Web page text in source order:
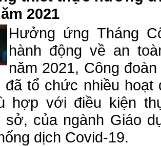
2021
Hưởng ứng Tháng
hành động về an
năm 2021, Công
đã tổ chức nhiều hoạt
hợp với điều kiện
sở, của ngành Giáo
dịch Covid-19.